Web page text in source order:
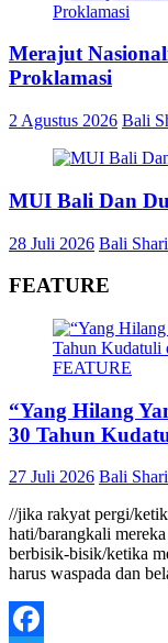
Merajut
Proklamasi
2 Agustus 2026 Bali
MUI Bali Dan
28 Juli 2026 Bali
FEATURE
FEATURE
“Yang Hilang
30 Tahun
27 Juli 2026 Bali
//jika rakyat pergi/
hati/barangkali
berbisik-bisik/ketika
harus waspada dan